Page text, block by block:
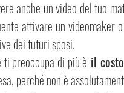
anche un video del tuo
attivare un videomaker
dei futuri sposi.
preoccupa di più è il costo
perché non è